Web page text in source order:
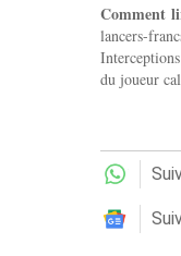
Comment
lancers-
du joueur